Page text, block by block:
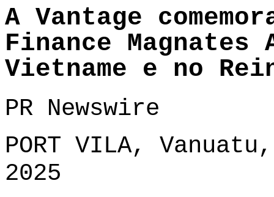
A Vantage
Finance Magnates
Vietname e no
PR Newswire
PORT VILA,
2025